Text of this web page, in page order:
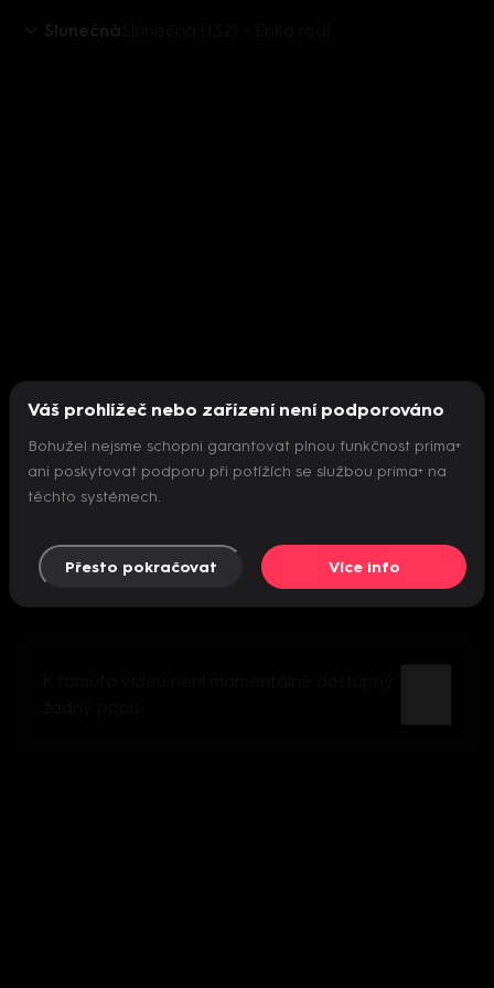
Slunečná
Nepodařilo se inicializovat přehrávač
Váš prohlížeč nebo zařízení není podporováno
Bohužel nejsme schopni garantovat plnou funkčnost prima+
ani poskytovat podporu při potížích se službou prima+ na
těchto systémech.
Přesto pokračovat Více info